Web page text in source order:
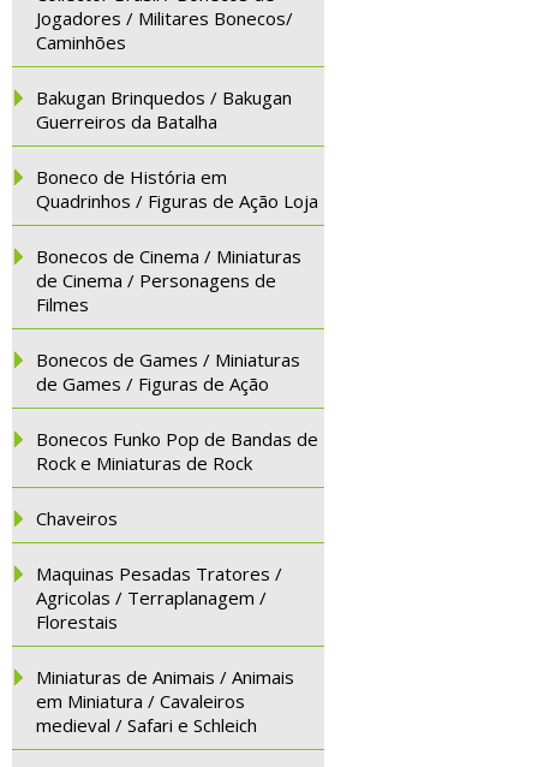
Jogadores / Militares Bonecos/
Caminhões
Bakugan Brinquedos / Bakugan
Guerreiros da Batalha
Boneco de História em
Quadrinhos / Figuras de Ação Loja
Bonecos de Cinema / Miniaturas
de Cinema / Personagens de
Filmes
Bonecos de Games / Miniaturas
de Games / Figuras de Ação
Bonecos Funko Pop de Bandas de
Rock e Miniaturas de Rock
Chaveiros
Maquinas Pesadas Tratores /
Agricolas / Terraplanagem /
Florestais
Miniaturas de Animais / Animais
em Miniatura / Cavaleiros
medieval / Safari e Schleich